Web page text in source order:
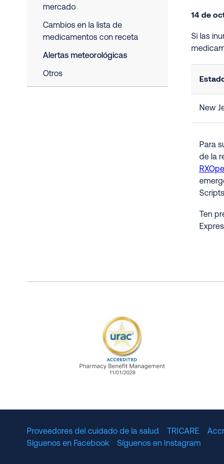
mercado
Cambios en la lista de
medicamentos con receta
Alertas meteorológicas
Otros
14 de
Si las
New
Para
de la
Ten
Proveedores del cuidado de la salud TRICARE
Síguenos en Facebook
Síguenos en Instagram